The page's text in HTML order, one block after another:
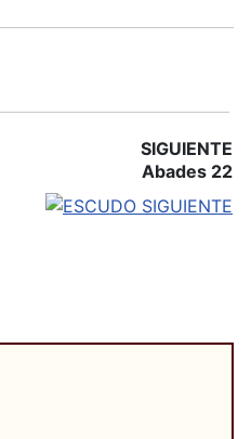
SIGUIENTE
Abades 22